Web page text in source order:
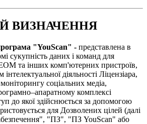
ВИЗНАЧЕННЯ
"YouScan" - представлена в
сукупність даних і команд для
та інших комп'ютерних пристроїв,
інтелектуальної діяльності Ліцензіара,
соціальних медіа,
комплексі
до якої здійснюється за допомогою
для Дозволених цілей (далі
"ПЗ", "ПЗ YouScan" або